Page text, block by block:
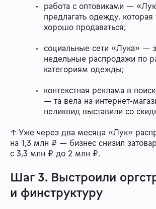
работа с оптовиками —
предлагать одежду, которая
хорошо продаваться;
социальные сети «Лука» —
недельные распродажи по
категориям одежды;
контекстная реклама в
— та вела на интернет-
неликвид выставили со
↑ Уже через два месяца «Лук»
на 1,3 млн ₽ — бизнес снизил
с 3,3 млн ₽ до 2 млн ₽.
Шаг 3. Выстроили
и финструктуру